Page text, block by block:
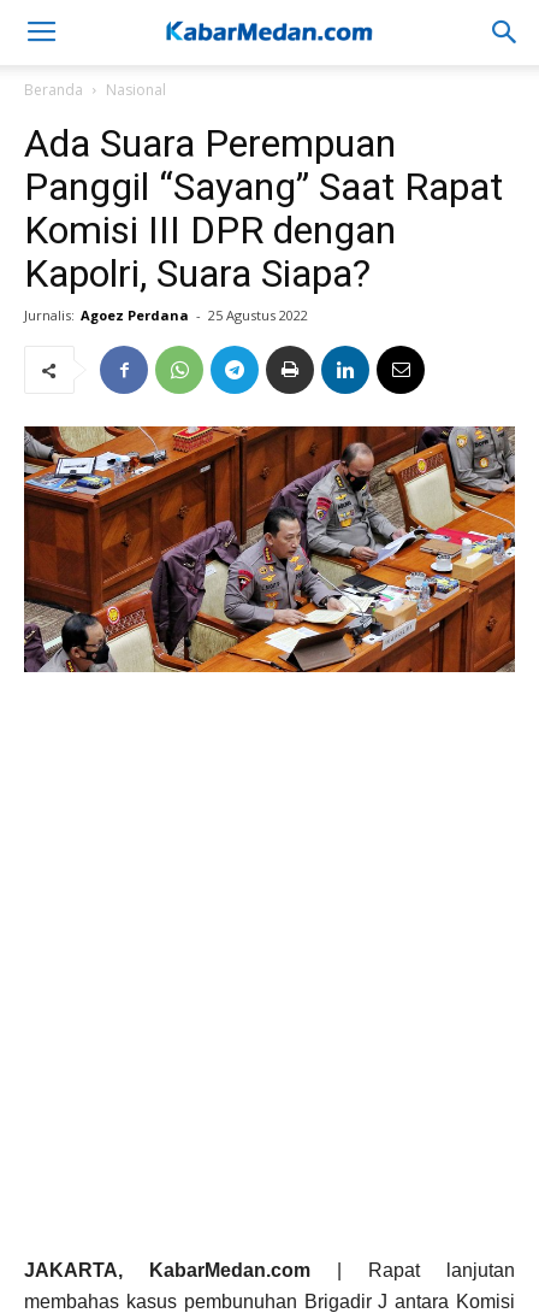
Beranda Nasional
Ada Suara Perempuan
Panggil “Sayang” Saat Rapat
Komisi III DPR dengan
Kapolri, Suara Siapa?
Jurnalis: Agoez Perdana - 25 Agustus 2022
JAKARTA, KabarMedan.com | Rapat lanjutan
membahas kasus pembunuhan Brigadir J antara Komisi